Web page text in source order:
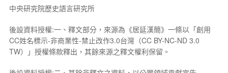
中央研究院歷史語言研究所
後設資料授權:一、釋文部分，來源為《居延漢簡》一條以「創用
CC姓名標示-非商業性-禁止改作3.0台灣（CC BY-NC-ND 3.0
TW）」授權條款釋出，其餘來源之釋文權利保留。